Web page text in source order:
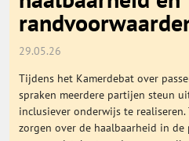
Categorie
Onderwijs Totaal
29.05.26
Tijdens het Kamerdebat over
spraken meerdere partijen steun
inclusiever onderwijs te
zorgen over de haalbaarheid in